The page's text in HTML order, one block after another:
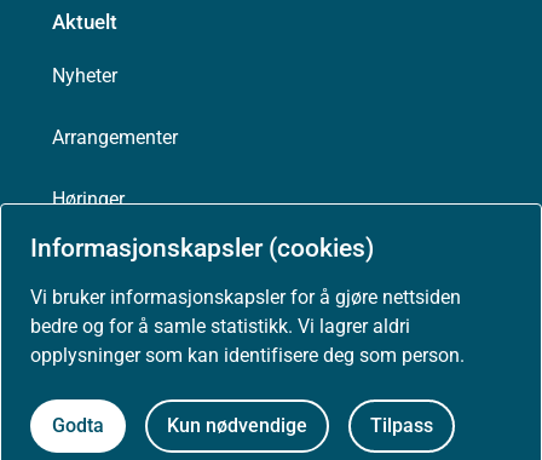
Informasjonskapsler (cookies)
Vi bruker informasjonskapsler for å gjøre nettsiden
bedre og for å samle statistikk. Vi lagrer aldri
opplysninger som kan identifisere deg som person.
Godta Kun nødvendige Tilpass
Aktuelt
Nyheter
Arrangementer
Høringer
Presse
Personvernerklæring